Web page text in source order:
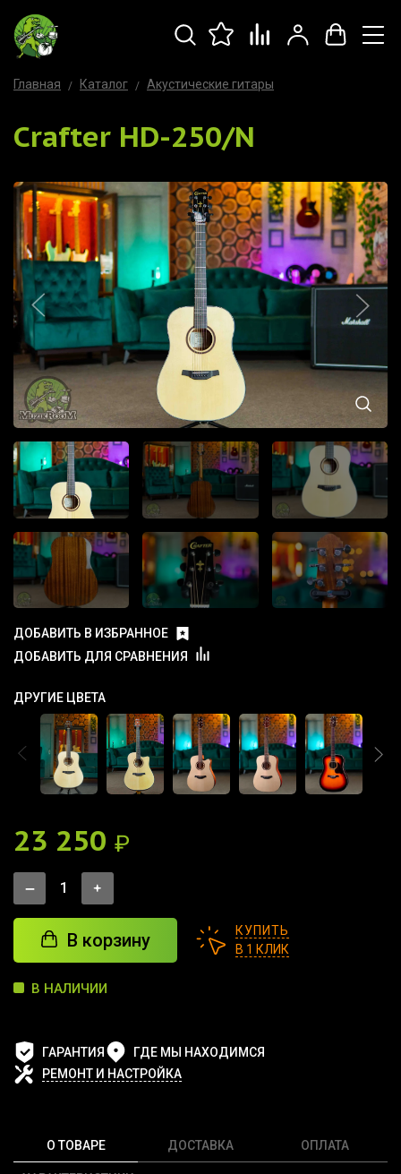
Главная Каталог Акустические гитары
Crafter HD-250/N
ДОБАВИТЬ В ИЗБРАННОЕ
ДОБАВИТЬ ДЛЯ СРАВНЕНИЯ
ДРУГИЕ ЦВЕТА
23 250 ₽
В корзину
КУПИТЬ
В 1 КЛИК
В НАЛИЧИИ
ГАРАНТИЯ
ГДЕ МЫ НАХОДИМСЯ
РЕМОНТ И НАСТРОЙКА
О ТОВАРЕ ДОСТАВКА ОПЛАТА